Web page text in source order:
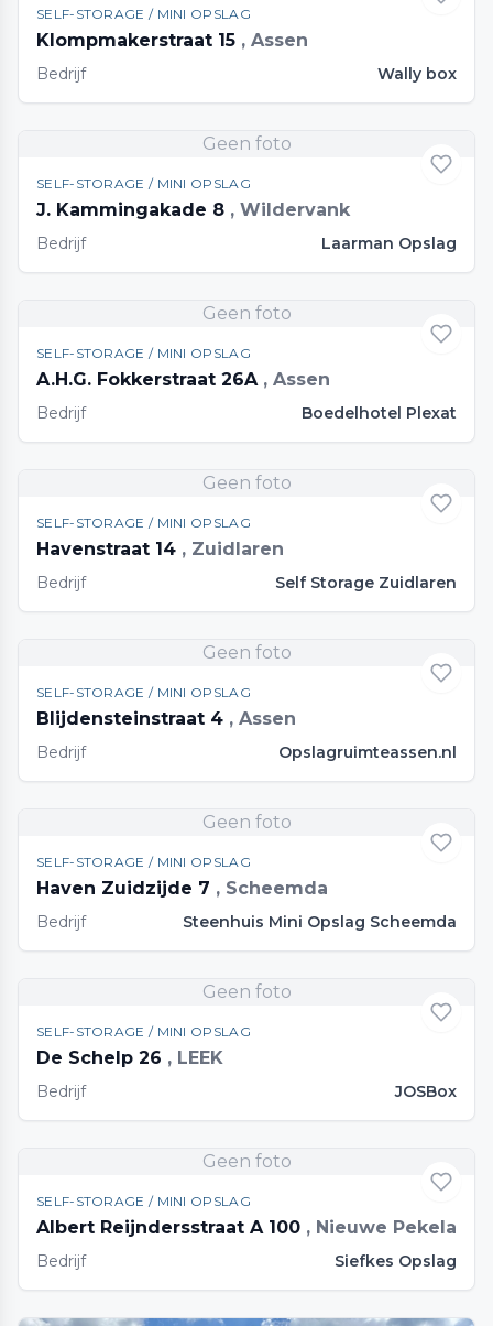
SELF-STORAGE / MINI OPSLAG
Klompmakerstraat 15 , Assen
Bedrijf Wally box
Geen foto
SELF-STORAGE / MINI OPSLAG
J. Kammingakade 8 , Wildervank
Bedrijf Laarman Opslag
Geen foto
SELF-STORAGE / MINI OPSLAG
A.H.G. Fokkerstraat 26A , Assen
Bedrijf Boedelhotel Plexat
Geen foto
SELF-STORAGE / MINI OPSLAG
Havenstraat 14 , Zuidlaren
Bedrijf Self Storage Zuidlaren
Geen foto
SELF-STORAGE / MINI OPSLAG
Blijdensteinstraat 4 , Assen
Bedrijf Opslagruimteassen.nl
Geen foto
SELF-STORAGE / MINI OPSLAG
Haven Zuidzijde 7 , Scheemda
Bedrijf Steenhuis Mini Opslag Scheemda
Geen foto
SELF-STORAGE / MINI OPSLAG
De Schelp 26 , LEEK
Bedrijf JOSBox
Geen foto
SELF-STORAGE / MINI OPSLAG
Albert Reijndersstraat A 100 , Nieuwe Pekela
Bedrijf Siefkes Opslag